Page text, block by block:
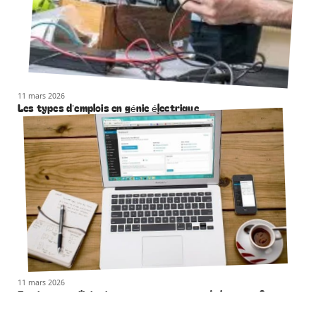
11 mars 2026
Les types d’emplois en génie électrique
11 mars 2026
Et si vous utilisiez internet pour gagner de l’argent ?